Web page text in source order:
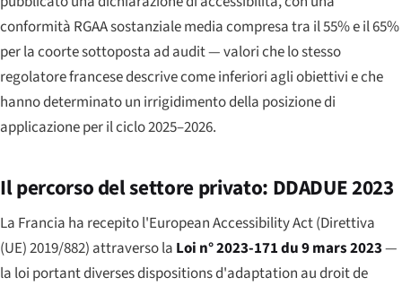
conformità RGAA sostanziale media compresa tra il 55% e il 65%
per la coorte sottoposta ad audit — valori che lo stesso
regolatore francese descrive come inferiori agli obiettivi e che
hanno determinato un irrigidimento della posizione di
applicazione per il ciclo 2025–2026.
Il percorso del settore privato: DDADUE 2023
La Francia ha recepito l'European Accessibility Act (Direttiva
(UE) 2019/882) attraverso la Loi n° 2023-171 du 9 mars 2023—
la loi portant diverses dispositions d'adaptation au droit de